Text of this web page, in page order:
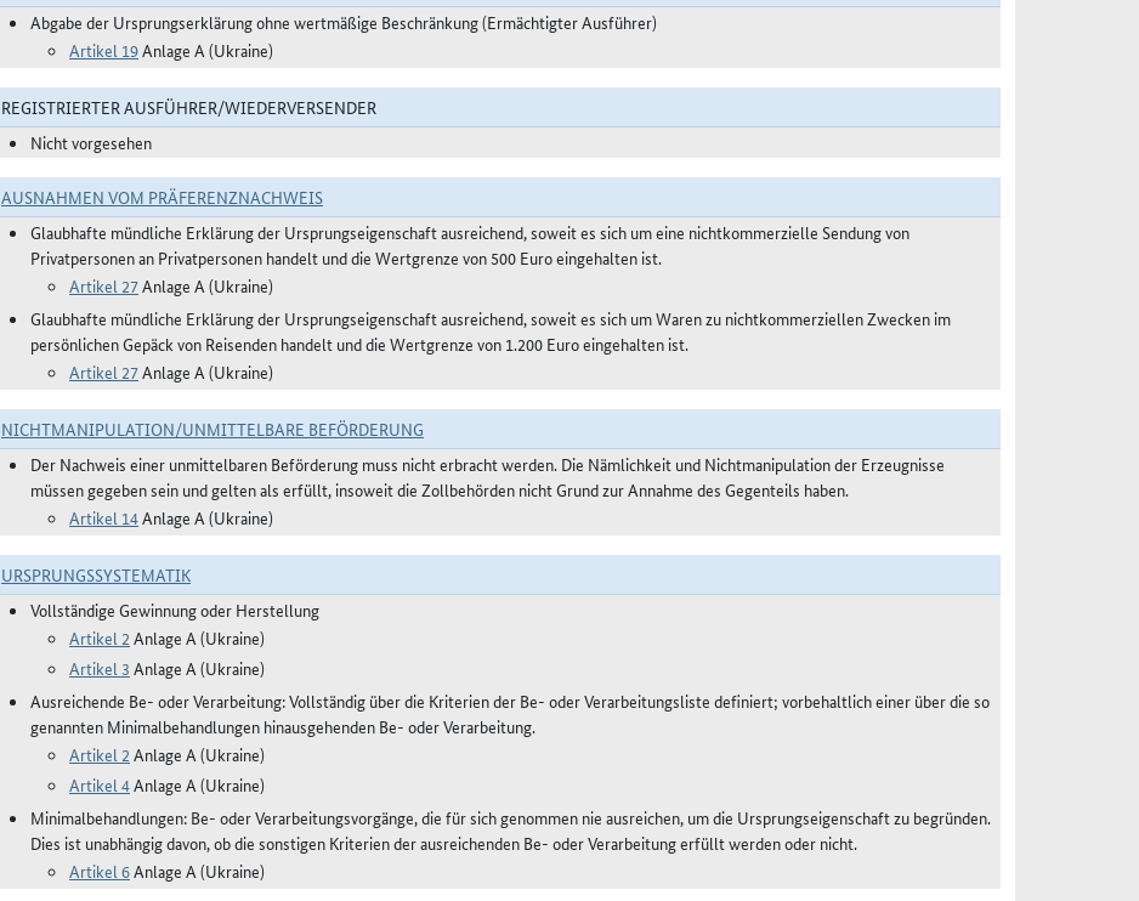
Abgabe der Ursprungserklärung ohne wertmäßige Beschränkung (Ermächtigter Ausführer)
Artikel 19Anlage A (Ukraine)
REGISTRIERTER AUSFÜHRER/WIEDERVERSENDER
Nicht vorgesehen
AUSNAHMEN VOM PRÄFERENZNACHWEIS
Glaubhafte mündliche Erklärung der Ursprungseigenschaft ausreichend, soweit es sich um eine nichtkommerzielle Sendung von
Privatpersonen an Privatpersonen handelt und die Wertgrenze von 500 Euro eingehalten ist.
Artikel 27Anlage A (Ukraine)
Glaubhafte mündliche Erklärung der Ursprungseigenschaft ausreichend, soweit es sich um Waren zu nichtkommerziellen Zwecken im
persönlichen Gepäck von Reisenden handelt und die Wertgrenze von 1.200 Euro eingehalten ist.
Artikel 27Anlage A (Ukraine)
NICHTMANIPULATION/UNMITTELBARE BEFÖRDERUNG
Der Nachweis einer unmittelbaren Beförderung muss nicht erbracht werden. Die Nämlichkeit und Nichtmanipulation der Erzeugnisse
müssen gegeben sein und gelten als erfüllt, insoweit die Zollbehörden nicht Grund zur Annahme des Gegenteils haben.
Artikel 14Anlage A (Ukraine)
URSPRUNGSSYSTEMATIK
Vollständige Gewinnung oder Herstellung
Artikel 2 Anlage A (Ukraine)
Artikel 3 Anlage A (Ukraine)
Ausreichende Be- oder Verarbeitung: Vollständig über die Kriterien der Be- oder Verarbeitungsliste definiert; vorbehaltlich einer über die so
genannten Minimalbehandlungen hinausgehenden Be- oder Verarbeitung.
Artikel 2 Anlage A (Ukraine)
Artikel 4Anlage A (Ukraine)
Minimalbehandlungen: Be- oder Verarbeitungsvorgänge, die für sich genommen nie ausreichen, um die Ursprungseigenschaft zu begründen.
Dies ist unabhängig davon, ob die sonstigen Kriterien der ausreichenden Be- oder Verarbeitung erfüllt werden oder nicht.
Artikel 6Anlage A (Ukraine)